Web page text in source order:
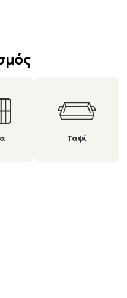
Ταψί